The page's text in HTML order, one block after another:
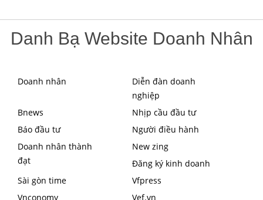
Danh Bạ Website Doanh Nhân
Doanh nhân
Diễn đàn doanh
nghiệp
Bnews
Nhịp cầu đầu tư
Báo đầu tư
Người điều hành
Doanh nhân thành
đạt
New zing
Đăng ký kinh doanh
Sài gòn time
Vfpress
Vnconomy
Vef.vn